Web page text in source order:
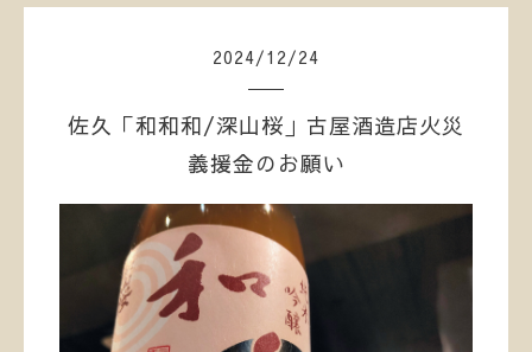
2024/12/24
佐久「和和和/深山桜」古屋酒造店火災
義援金のお願い